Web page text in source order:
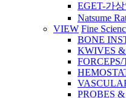
EGET-가
Natsume
VIEW Fine
BONE
KWIVES
PROBES